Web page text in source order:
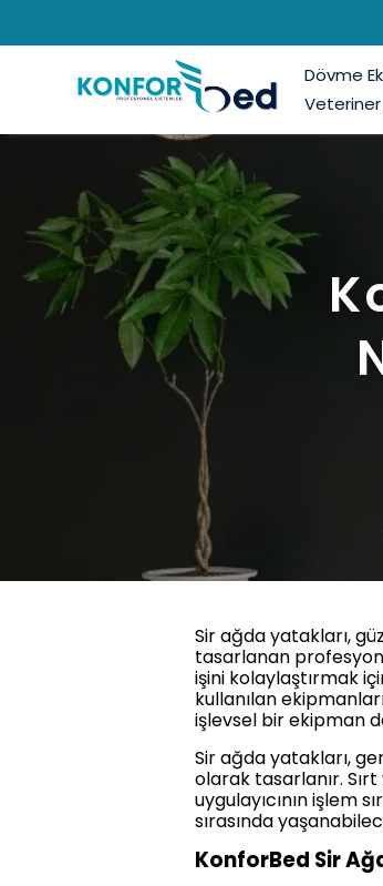
Dövme
Veteriner
Sir ağda yatakları,
tasarlanan
işini kolaylaştırmak
kullanılan
işlevsel bir ekipman
Sir ağda yatakları,
olarak tasarlanır.
uygulayıcının işlem
sırasında
KonforBed Sir